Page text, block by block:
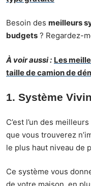
Besoin des meilleurs
budgets ? Regardez-
À voir aussi : Les
taille de camion de
1. Système
C’est l’un des meilleurs
que vous trouverez
le plus haut niveau de
Ce système vous